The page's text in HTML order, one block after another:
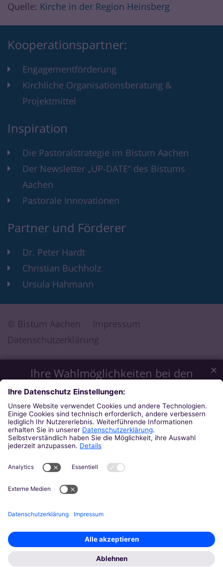
Ihre Wahlmöglichkeiten bei den
Einstellungen zum Datenschutz
Wir möchten Ihnen ein optimales Webseiten-Erlebnis bieten.
Dazu verwenden wir Cookies, die für das Funktionieren
unserer Website notwendig sind. Mit Ihrer Zustimmung
verwenden wir auch Cookies und andere Technologien, die
zur Anzeige externer Inhalte (Videos über Youtube, Audios
über Soundcloud, Karten über MapTiler ...) oder zu
selbst entscheiden, welche Kategorien Sie zulassen möchten.
Bitte beachten Sie, dass auf Basis Ihrer Einstellungen
womöglich nicht mehr alle Funktionalitäten der Seite zur
Verfügung stehen. Weitere Informationen und die Möglichkeit
Datenschutzerklärung.
Notwendig
✕
Datenschutzerklärung
Quelle: Kirche in der Region Heinsberg
Kooperationspartner:
Engagementförderung
Kirchliche Organisationsberatung &
Projektmittel
Inspiration
Die Pastoralstrategie im Bistum Aachen
Der Newsletter „UP-DATE“ des Bistums
Aachen
Pastorale Innovationen
Partner und Förderer
Dr. Peter Hardt
Christian Buchholz
Ursula Hahmann
© Bistum Aachen
Impressum
Datenschutzerklärung